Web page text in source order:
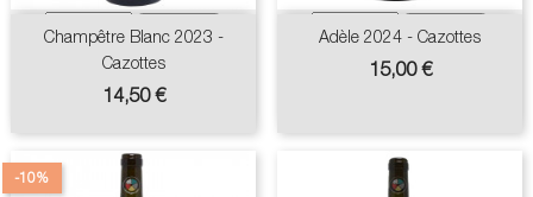
Champêtre Blanc 2023 -
Cazottes
Prix
14,50 €
Adèle 2024 - Cazottes
Prix
15,00 €
-10%